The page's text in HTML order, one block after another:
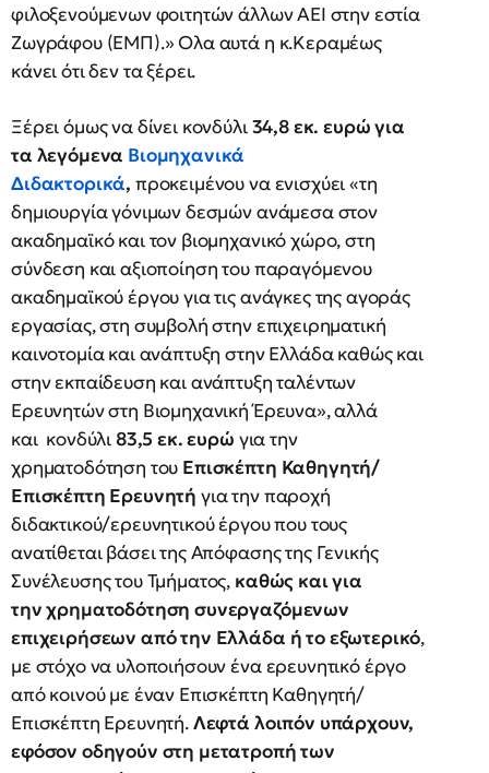
φιλοξενούμενων φοιτητών άλλων ΑΕΙ στην εστία
Ζωγράφου (ΕΜΠ).» Ολα αυτά η κ.Κεραμέως
κάνει ότι δεν τα ξέρει.
Ξέρει όμως να δίνει κονδύλι34,8 εκ. ευρώ για
τα λεγόμενα Βιομηχανικά
Διδακτορικά, προκειμένου να ενισχύει «τη
δημιουργία γόνιμων δεσμών ανάμεσα στον
ακαδημαϊκό και τον βιομηχανικό χώρο, στη
σύνδεση και αξιοποίηση του παραγόμενου
ακαδημαϊκού έργου για τις ανάγκες της αγοράς
εργασίας, στη συμβολή στην επιχειρηματική
καινοτομία και ανάπτυξη στην Ελλάδα καθώς και
στην εκπαίδευση και ανάπτυξη ταλέντων
Ερευνητών στη Βιομηχανική Έρευνα», αλλά
και κονδύλι83,5 εκ. ευρώ για την
χρηματοδότηση του Επισκέπτη Καθηγητή/
Επισκέπτη Ερευνητή για την παροχή
διδακτικού/ερευνητικού έργου που τους
ανατίθεται βάσει της Απόφασης της Γενικής
Συνέλευσης του Τμήματος, καθώς και για
τηνχρηματοδότηση συνεργαζόμενων
επιχειρήσεων από την Ελλάδα ή το εξωτερικό,
με στόχο να υλοποιήσουν ένα ερευνητικό έργο
από κοινού με έναν Επισκέπτη Καθηγητή/
Επισκέπτη Ερευνητή.Λεφτά λοιπόν υπάρχουν,
εφόσον οδηγούν στη μετατροπή των